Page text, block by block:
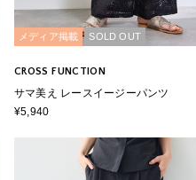
メディア掲載 SOLD OUT
CROSS FUNCTION
サマ美え レースイージーパンツ
¥5,940